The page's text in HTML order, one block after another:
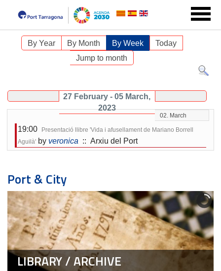
By Year By Month By Week
Today
Jump to month
27 February - 05 March,
2023
02. March
19:00
Presentació llibre 'Vida i afusellament de Mariano Borrell
Aguilà' by veronica :: Arxiu del Port
Port & City
LIBRARY / ARCHIVE